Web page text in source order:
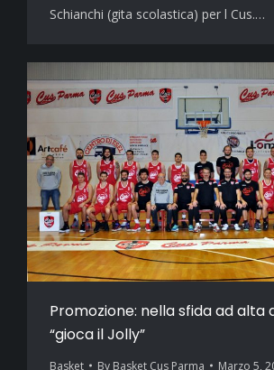
Schianchi (gita scolastica) per l Cus.…
Promozione: nella sfida ad alta
“gioca il Jolly”
Basket By Basket Cus Parma Marzo 5,